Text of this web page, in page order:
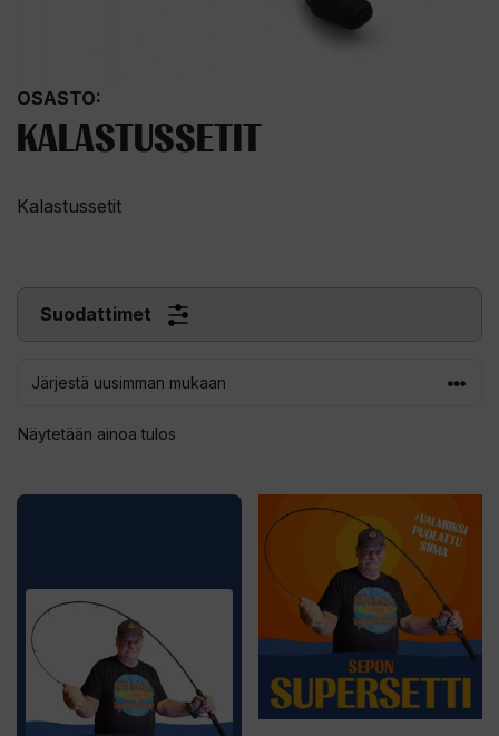
OSASTO:
KALASTUSSETIT
Kalastussetit
Suodattimet
Näytetään ainoa tulos